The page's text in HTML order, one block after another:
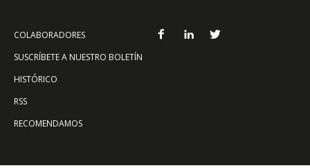
COLABORADORES
SUSCRÍBETE A NUESTRO BOLETÍN
HISTÓRICO
RSS
RECOMENDAMOS